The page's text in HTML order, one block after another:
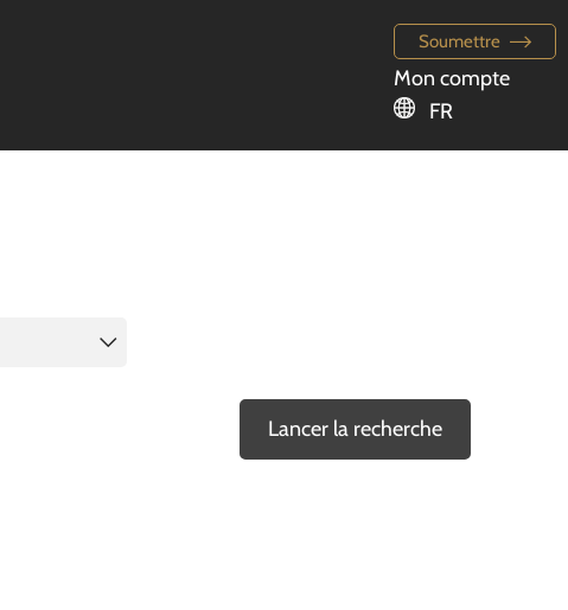
Soumettre
Mon compte
FR
Lancer la recherche